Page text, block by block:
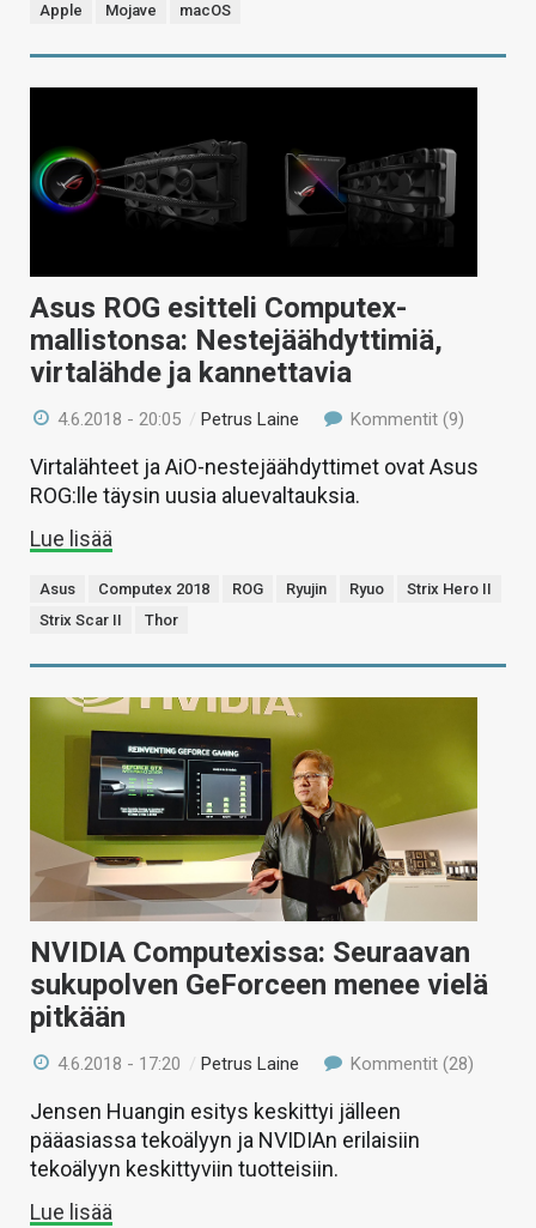
Apple Mojave macOS
Asus ROG esitteli Computex-
mallistonsa: Nestejäähdyttimiä,
virtalähde ja kannettavia
4.6.2018 - 20:05 /Petrus Laine Kommentit (9)
Virtalähteet ja AiO-nestejäähdyttimet ovat Asus
ROG:lle täysin uusia aluevaltauksia.
Lue lisää
Asus Computex 2018 ROG Ryujin Ryuo
Strix Hero II
Strix Scar II
Thor
NVIDIA Computexissa: Seuraavan
sukupolven GeForceen menee vielä
pitkään
4.6.2018 - 17:20 /Petrus Laine Kommentit (28)
Jensen Huangin esitys keskittyi jälleen
pääasiassa tekoälyyn ja NVIDIAn erilaisiin
tekoälyyn keskittyviin tuotteisiin.
Lue lisää